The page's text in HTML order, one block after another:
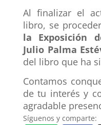
Al finalizar el
libro, se
la Exposición
Julio Palma
del libro que ha
Contamos
de tu interés y
agradable
Síguenos y comparte: